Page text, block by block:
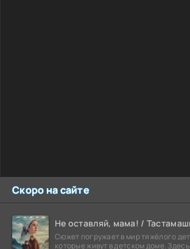
Скоро на сайте
Не оставляй, мама! /
Сюжет погружает в мир тяжёлого
которые живут в детском доме.